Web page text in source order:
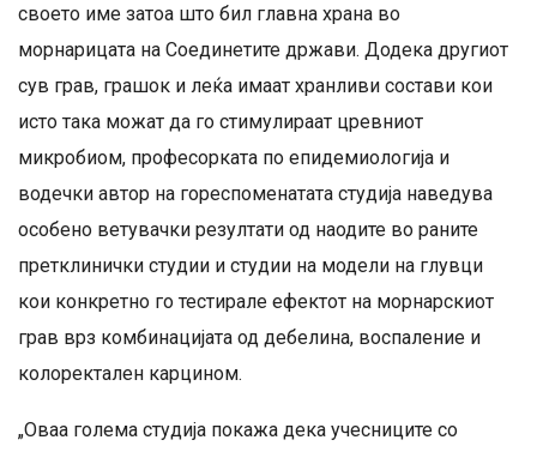
своето име затоа што бил главна храна во
морнарицата на Соединетите држави. Додека другиот
сув грав, грашок и леќа имаат хранливи состави кои
исто така можат да го стимулираат цревниот
микробиом, професорката по епидемиологија и
водечки автор на гореспоменатата студија наведува
особено ветувачки резултати од наодите во раните
претклинички студии и студии на модели на глувци
кои конкретно го тестирале ефектот на морнарскиот
грав врз комбинацијата од дебелина, воспаление и
колоректален карцином.
„Оваа голема студија покажа дека учесниците со